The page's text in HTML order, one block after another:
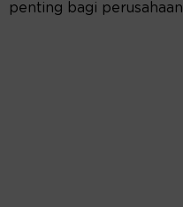
penting bagi